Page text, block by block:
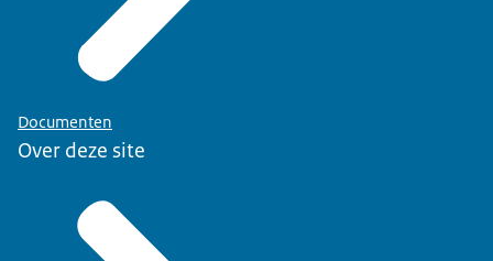
Documenten
Over deze site